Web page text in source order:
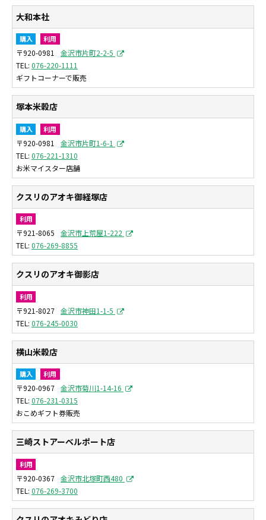
大和本社
購入 利用
〒920-0981
金沢市片町2-2-5
076-220-1111
ギフトコーナーで販売
塚本米穀店
購入 利用
〒920-0981
金沢市片町1-6-1
076-221-1310
お米マイスター店舗
クスリのアオキ御経塚店
利用
〒921-8065
金沢市上荒屋1-222
076-269-8855
クスリのアオキ御影店
利用
〒921-8027 金沢市神田1-1-5
076-245-0030
横山米穀店
購入 利用
〒920-0967 金沢市菊川1-14-16
076-231-0315
おこめギフト券販売
三崎ストアーベルポート店
利用
〒920-0367 金沢市北塚町西480
076-269-3700